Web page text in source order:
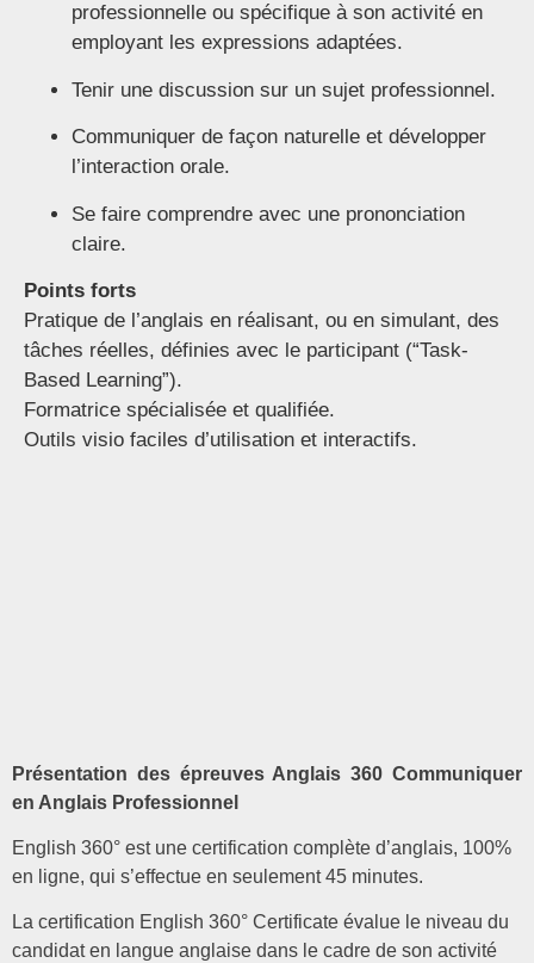
professionnelle ou spécifique à son activité en
employant les expressions adaptées.
Tenir une discussion sur un sujet professionnel.
Communiquer de façon naturelle et développer
l’interaction orale.
Se faire comprendre avec une prononciation
claire.
Points forts
Pratique de l’anglais en réalisant, ou en simulant, des
tâches réelles, définies avec le participant (“Task-
Based Learning”).
Formatrice spécialisée et qualifiée.
Outils visio faciles d’utilisation et interactifs.
Présentation des épreuves Anglais 360 Communiquer
en Anglais Professionnel
English 360° est une certification complète d’anglais, 100%
en ligne, qui s’effectue en seulement 45 minutes.
La certification English 360° Certificate évalue le niveau du
candidat en langue anglaise dans le cadre de son activité